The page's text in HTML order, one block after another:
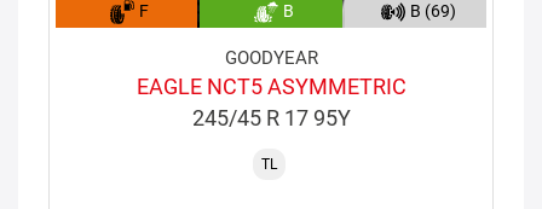
F B B (69)
GOODYEAR
EAGLE NCT5 ASYMMETRIC
245/45 R 17 95Y
TL